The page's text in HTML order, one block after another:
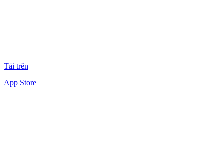
Tải trên
App Store